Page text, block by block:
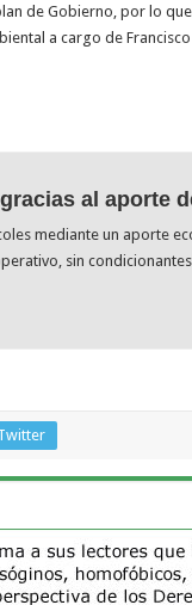
de Gobierno, por lo
a cargo de
al aporte
mediante un aporte
sin